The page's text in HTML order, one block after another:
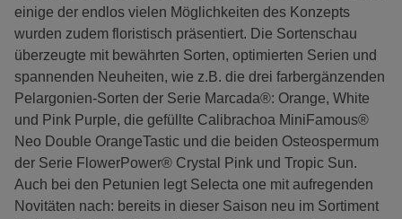
einige der endlos vielen Möglichkeiten des Konzepts
wurden zudem floristisch präsentiert. Die Sortenschau
überzeugte mit bewährten Sorten, optimierten Serien und
spannenden Neuheiten, wie z.B. die drei farbergänzenden
Pelargonien-Sorten der Serie Marcada®: Orange, White
und Pink Purple, die gefüllte Calibrachoa MiniFamous®
Neo Double OrangeTastic und die beiden Osteospermum
der Serie FlowerPower® Crystal Pink und Tropic Sun.
Auch bei den Petunien legt Selecta one mit aufregenden
Novitäten nach: bereits in dieser Saison neu im Sortiment